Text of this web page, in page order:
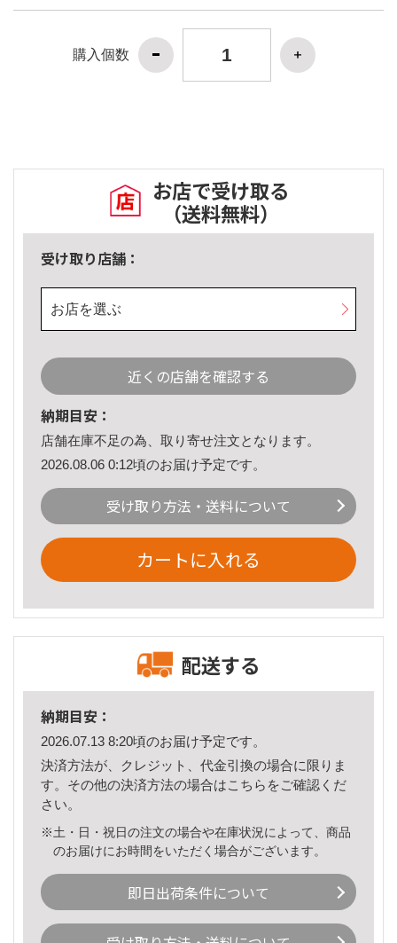
購入個数
お店で受け取る
（送料無料）
受け取り店舗：
お店を選ぶ
近くの店舗を確認する
納期目安：
店舗在庫不足の為、取り寄せ注文となります。
2026.08.06 0:12頃のお届け予定です。
受け取り方法・送料について
カートに入れる
配送する
納期目安：
2026.07.13 8:20頃のお届け予定です。
決済方法が、クレジット、代金引換の場合に限りま
す。その他の決済方法の場合はこちら をご確認くだ
さい。
※土・日・祝日の注文の場合や在庫状況によって、商品
のお届けにお時間をいただく場合がございます。
即日出荷条件について